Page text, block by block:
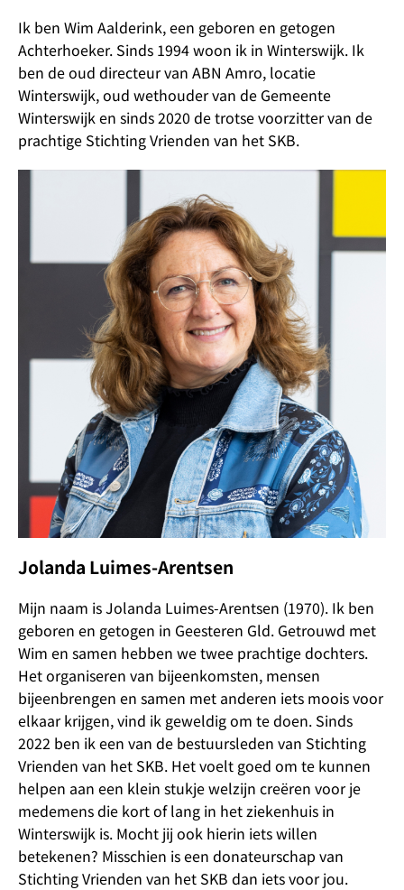
Ik ben Wim Aalderink, een geboren en getogen
Achterhoeker. Sinds 1994 woon ik in Winterswijk. Ik
ben de oud directeur van ABN Amro, locatie
Winterswijk, oud wethouder van de Gemeente
Winterswijk en sinds 2020 de trotse voorzitter van de
prachtige Stichting Vrienden van het SKB.
Jolanda Luimes-Arentsen
Mijn naam is Jolanda Luimes-Arentsen (1970). Ik ben
geboren en getogen in Geesteren Gld. Getrouwd met
Wim en samen hebben we twee prachtige dochters.
Het organiseren van bijeenkomsten, mensen
bijeenbrengen en samen met anderen iets moois voor
elkaar krijgen, vind ik geweldig om te doen. Sinds
2022 ben ik een van de bestuursleden van Stichting
Vrienden van het SKB. Het voelt goed om te kunnen
helpen aan een klein stukje welzijn creëren voor je
medemens die kort of lang in het ziekenhuis in
Winterswijk is. Mocht jij ook hierin iets willen
betekenen? Misschien is een donateurschap van
Stichting Vrienden van het SKB dan iets voor jou.